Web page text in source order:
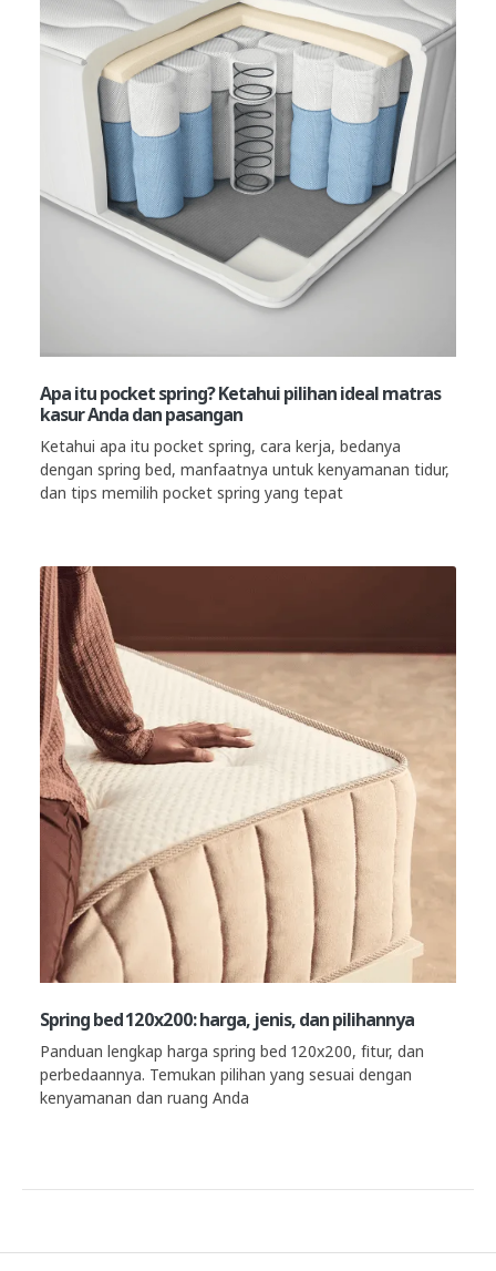
Apa itu pocket spring? Ketahui pilihan ideal matras
kasur Anda dan pasangan
Ketahui apa itu pocket spring, cara kerja, bedanya
dengan spring bed, manfaatnya untuk kenyamanan tidur,
dan tips memilih pocket spring yang tepat
Spring bed 120x200: harga, jenis, dan pilihannya
Panduan lengkap harga spring bed 120x200, fitur, dan
perbedaannya. Temukan pilihan yang sesuai dengan
kenyamanan dan ruang Anda